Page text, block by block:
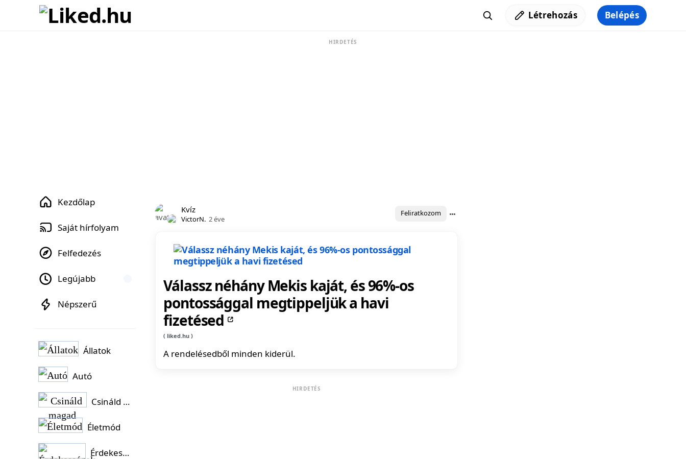
Létrehozás Belépés
HIRDETÉS
Kvíz
VictorN. 2 éve
Feliratkozom
Válassz néhány Mekis kaját, és 96%-os
pontossággal megtippeljük a havi
fizetésed
liked.hu
A rendelésedből minden kiderül.
HIRDETÉS
Kezdőlap
Saját hírfolyam
Felfedezés
Legújabb
Népszerű
Állatok
Autó
Csináld magad
Életmód
Érdekességek